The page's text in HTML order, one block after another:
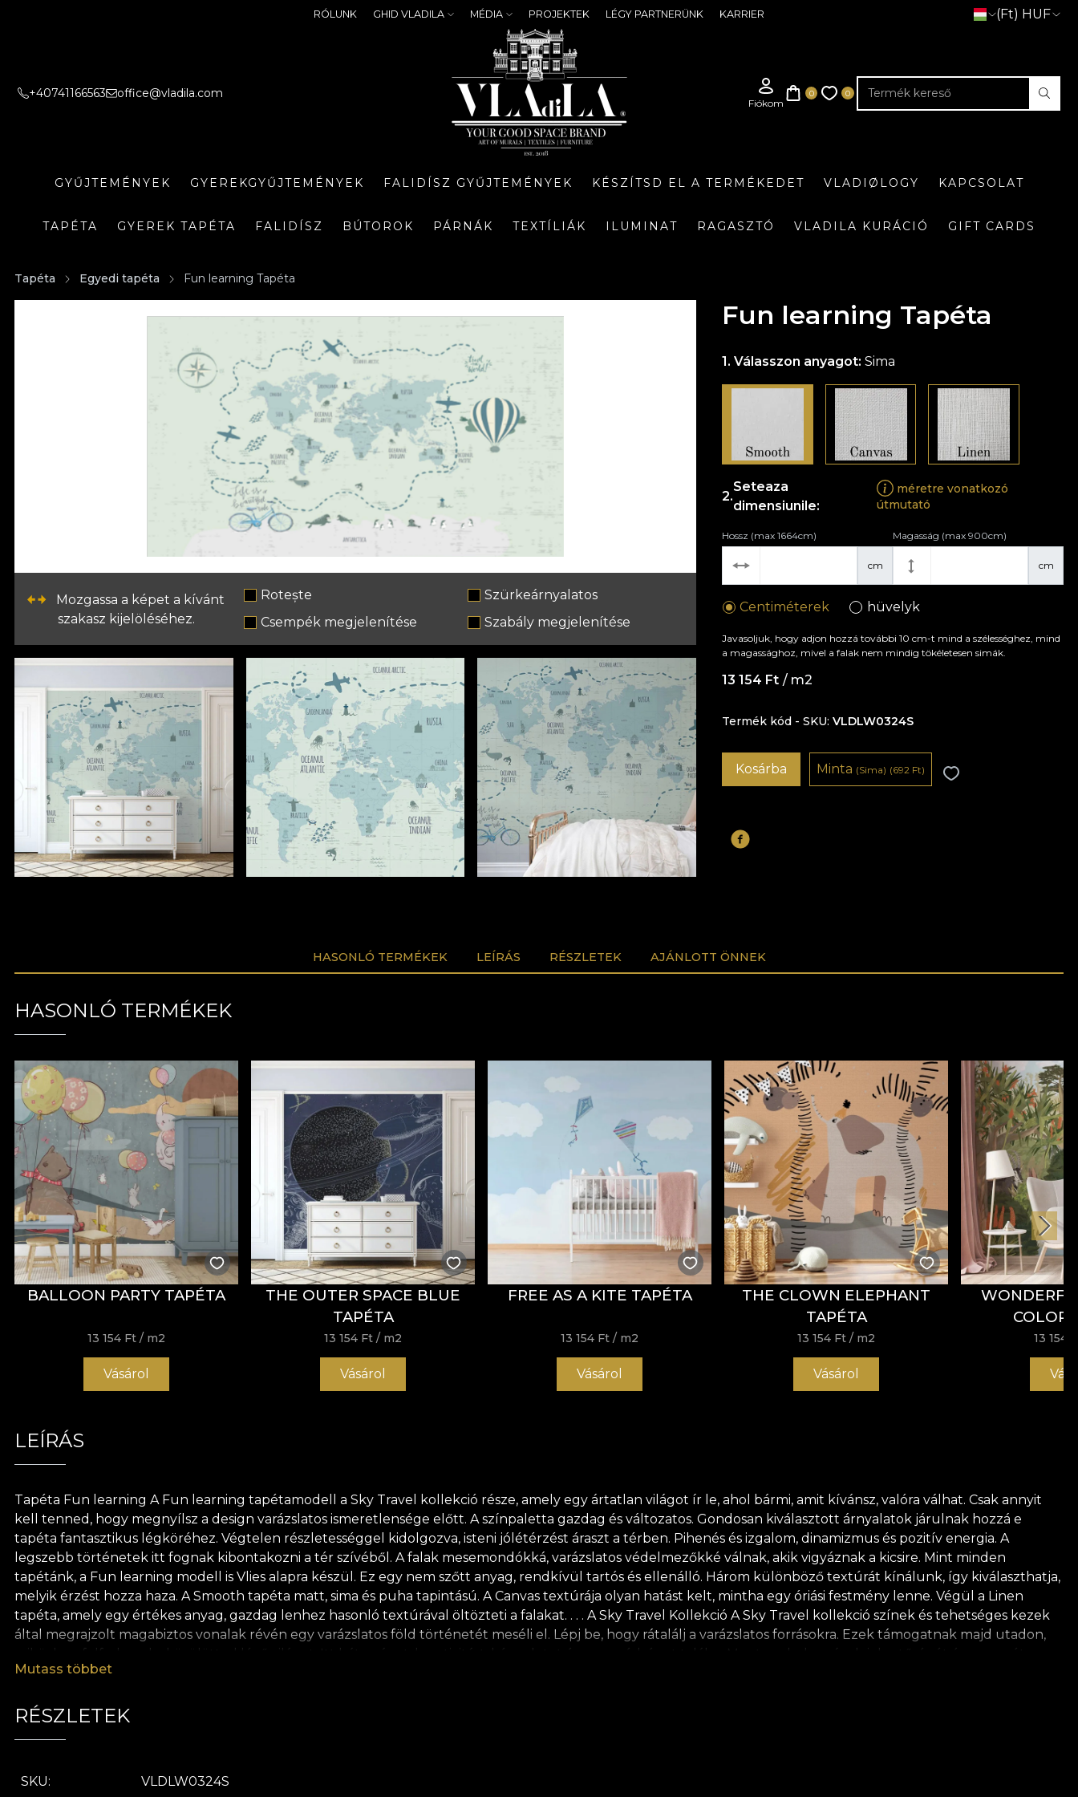
RÓLUNK GHID VLADILA MÉDIA PROJEKTEK LÉGY PARTNERÜNK KARRIER (Ft) HUF
+40741166563 office@vladila.com
GYŰJTEMÉNYEK GYEREKGYŰJTEMÉNYEK FALIDÍSZ GYŰJTEMÉNYEK KÉSZÍTSD EL A TERMÉKEDET VLADIØLOGY KAPCSOLAT
TAPÉTA GYEREK TAPÉTA FALIDÍSZ BÚTOROK PÁRNÁK TEXTÍLIÁK ILUMINAT RAGASZTÓ VLADILA KURÁCIÓ GIFT CARDS
Tapéta Egyedi tapéta Fun learning Tapéta
Mozgassa a képet a kívánt
szakasz kijelöléséhez.
Rotește
Szürkeárnyalatos
Csempék megjelenítése
Szabály megjelenítése
Fun learning Tapéta
Válasszon anyagot:Sima
Seteaza
dimensiunile:
méretre vonatkozó
útmutató
cm
Hossz (max 1664cm)
cm
Magasság (max 900cm)
Centiméterek hüvelyk
Javasoljuk, hogy adjon hozzá további 10 cm-t mind a szélességhez, mind
a magassághoz, mivel a falak nem mindig tökéletesen simák.
13 154 Ft / m2
Termék kód - SKU VLDLW0324S
Kosárba Minta (Sima) (692 Ft)
HASONLÓ TERMÉKEK LEÍRÁS RÉSZLETEK AJÁNLOTT ÖNNEK
HASONLÓ TERMÉKEK
BALLOON PARTY TAPÉTA
13 154 Ft / m2
Vásárol
THE OUTER SPACE BLUE
TAPÉTA
13 154 Ft / m2
Vásárol
FREE AS A KITE TAPÉTA
13 154 Ft / m2
Vásárol
THE CLOWN ELEPHANT
TAPÉTA
13 154 Ft / m2
Vásárol
COLOR
13 154
LEÍRÁS
Tapéta Fun learning A Fun learning tapétamodell a Sky Travel kollekció része, amely egy ártatlan világot ír le, ahol bármi, amit kívánsz, valóra válhat. Csak annyit
kell tenned, hogy megnyílsz a design varázslatos ismeretlensége előtt. A színpaletta gazdag és változatos. Gondosan kiválasztott árnyalatok járulnak hozzá e
tapéta fantasztikus légköréhez. Végtelen részletességgel kidolgozva, isteni jólétérzést áraszt a térben. Pihenés és izgalom, dinamizmus és pozitív energia. A
legszebb történetek itt fognak kibontakozni a tér szívéből. A falak mesemondókká, varázslatos védelmezőkké válnak, akik vigyáznak a kicsire. Mint minden
tapétánk, a Fun learning modell is Vlies alapra készül. Ez egy nem szőtt anyag, rendkívül tartós és ellenálló. Három különböző textúrát kínálunk, így kiválaszthatja,
melyik érzést hozza haza. A Smooth tapéta matt, sima és puha tapintású. A Canvas textúrája olyan hatást kelt, mintha egy óriási festmény lenne. Végül a Linen
tapéta, amely egy értékes anyag, gazdag lenhez hasonló textúrával öltözteti a falakat. . . . A Sky Travel Kollekció A Sky Travel kollekció színek és tehetséges kezek
által megrajzolt magabiztos vonalak révén egy varázslatos föld történetét meséli el. Lépj be, hogy rátalálj a varázslatos forrásokra. Ezek támogatnak majd utadon,
sikeres történet létrehozásában. Semmi sem lehetetlen, ha mersz álmodni. És ez a kollekció táplálja a legszebb álmokat és vágyakat. *A természet iránti szeretetből
használatát a tapéta felhelyezéséhez. Így élvezheti a gyors, biztonságos és hatékony lakásfelújítást, amely megfelel a legmagasabb minőségi követelményeknek.
Mutass többet
RÉSZLETEK
SKU VLDLW0324S